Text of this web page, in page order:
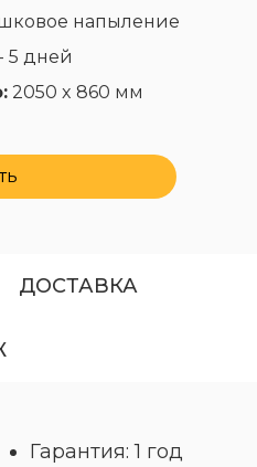
напыление
5 дней
2050 x 860 мм
ДОСТАВКА
Гарантия: 1 год